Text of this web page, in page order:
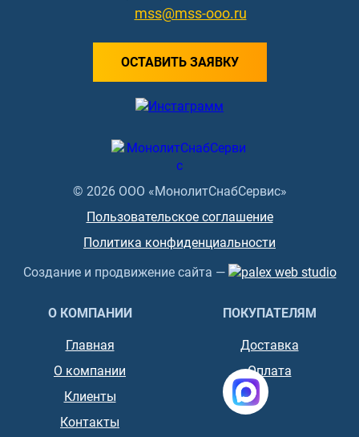
© 2026 ООО «МонолитСнабСервис»
Пользовательское соглашение
Политика конфиденциальности
Создание и продвижение сайта —
О КОМПАНИИ
Главная
О компании
Клиенты
Контакты
ПОКУПАТЕЛЯМ
Доставка
Оплата
mss@mss-ooo.ru
ОСТАВИТЬ ЗАЯВКУ